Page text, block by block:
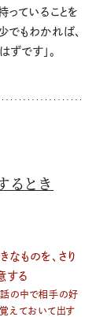
っていることを
でもわかれば、
です」。
るとき
なものを、さり
する
話の中で相手の好
えておいて出す